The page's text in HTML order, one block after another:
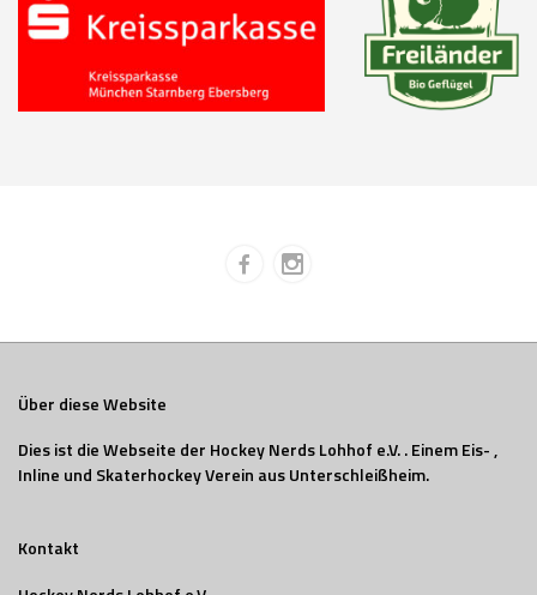
Über diese Website
Dies ist die Webseite der Hockey Nerds Lohhof e.V. . Einem Eis- ,
Inline und Skaterhockey Verein aus Unterschleißheim.
Kontakt